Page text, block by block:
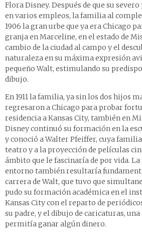
Flora Disney. Después de que su
en varios empleos, la familia al
1906 la gran urbe que ya era Chicago
granja en Marceline, en el estado de
cambio de la ciudad al campo y el
naturaleza en su máxima expresión
pequeño Walt, estimulando su
dibujo.
En 1911 la familia, ya sin los dos hijos
regresaron a Chicago para probar
residencia a Kansas City, también en
Disney continuó su formación en la
y conoció a Walter Pfeiffer, cuya
teatro y a la proyección de películas
ámbito que le fascinaría de por vida. La
entorno también resultaría
carrera de Walt, que tuvo que
pudo su formación académica en el
Kansas City con el reparto de
su padre, y el dibujo de caricaturas,
permitía ganar algún dinero.